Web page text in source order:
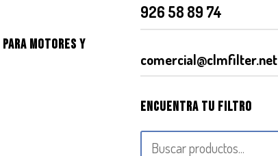
MOTORES Y
926 58 89 74
comercial@clmfilter.net
Encuentra tu filtro